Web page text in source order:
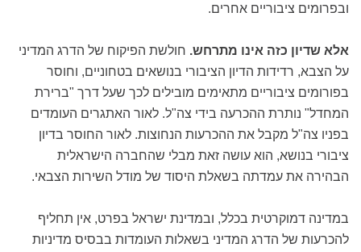
ובפרומים ציבוריים אחרים.
אלא שדיון כזה אינו מתרחש. חולשת הפיקוח של הדרג המדיני
על הצבא, רדידות הדיון הציבורי בנושאים בטחוניים, וחוסר
בפורומים ציבוריים מתאימים מובילים לכך שעל דרך "ברירת
המחדל" נותרת ההכרעה בידי צה"ל. לאור האתגרים העומדים
בפניו צה"ל מקבל את ההכרעות הנחוצות. לאור החוסר בדיון
ציבורי בנושא, הוא עושה זאת מבלי שהחברה הישראלית
הבהירה את עמדתה בשאלת היסוד של מודל השירות הצבאי.
במדינה דמוקרטית בכלל, ובמדינת ישראל בפרט, אין תחליף
להכרעות של הדרג המדיני בשאלות העומדות בבסיס מדיניות